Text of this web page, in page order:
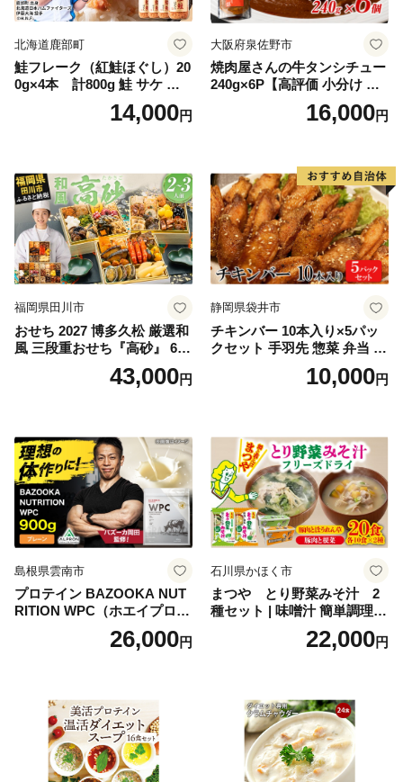
北海道鹿部町
鮭フレーク（紅鮭ほぐし）20
0g×4本 計800g 鮭 サケ 鮭
ほぐし サケフレーク シャケ
フレーク 鮭フレーク14,000円
大阪府泉佐野市
焼肉屋さんの牛タンシチュー
240g×6P【高評価 小分け 惣
菜 牛たん 一人暮らし 冷凍】
16,000円
福岡県田川市
おせち 2027 博多久松 厳選和
風 三段重おせち『高砂』 6.5
寸 3段重 2～3人前 おせち料
理 重箱 お正月 冷凍おせち 縁
ち 本格おせち おせち予約 年
末 年始 お取り寄せ 新春 贅沢
おせち こだわりおせち 惣菜
老舗おせち ふるさと納税お
せち 御節 お節料理 正月 調理
不要 おせち料理2027
43,000円
静岡県袋井市
チキンバー 10本入り×5パッ
クセット 手羽先 惣菜 弁当 お
かず お酒 おつまみ ギフト キ
ャンプ アウトドア キャンプ
10,000円
島根県雲南市
プロテイン BAZOOKA NUT
RITION WPC（ホエイプロテ
イン）＜プレーン＞ 900g｜
バズーカ岡田監修・植物由来
ロン [AIEN005]
26,000円
石川県かほく市
まつや とり野菜みそ汁 2
種セット | 味噌汁 簡単調理
お味噌 おみそ みそ とり野菜
時短料理 時短ごはん ご当地
22,000円